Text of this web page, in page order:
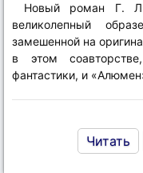
Новый роман Г.
великолепный
замешенной на
в этом
фантастики, и
Читать